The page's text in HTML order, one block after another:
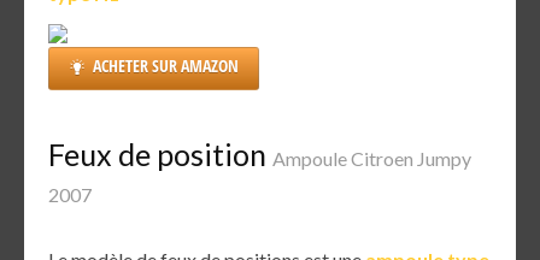
ACHETER SUR AMAZON
Feux de position Ampoule Citroen Jumpy
2007